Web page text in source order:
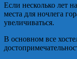
Если несколько лет
места для ночлега
увеличиваться.
В основном все